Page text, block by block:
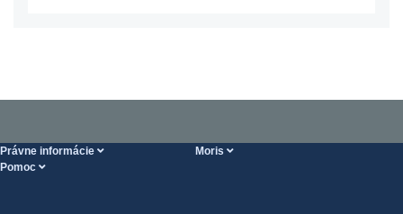
Právne informácie Moris
Pomoc